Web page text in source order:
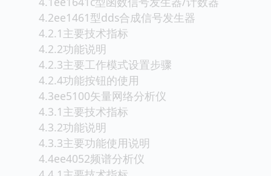
4.2ee1461型dds合成信号发生器
4.2.1主要技术指标
4.2.2功能说明
4.2.3主要工作模式设置步骤
4.2.4功能按钮的使用
4.3ee5100矢量网络分析仪
4.3.1主要技术指标
4.3.2功能说明
4.3.3主要功能使用说明
4.4ee4052频谱分析仪